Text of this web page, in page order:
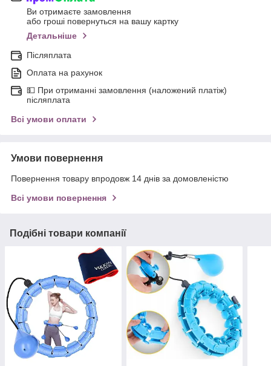
Ви отримаєте замовлення
або гроші повернуться на вашу картку
Детальніше
Післяплата
Оплата на рахунок
💵 При отриманні замовлення (наложений платіж)
післяплата
Всі умови оплати
Умови повернення
Повернення товару впродовж 14 днів за домовленістю
Всі умови повернення
Подібні товари компанії